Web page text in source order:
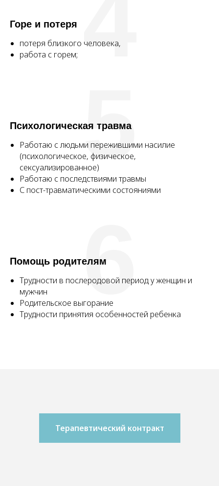
Горе и потеря
потеря близкого человека,
работа с горем;
4
Психологическая травма
Работаю с людьми пережившими насилие
(психологическое, физическое,
сексуализированное)
Работаю с последствиями травмы
С пост-травматическими состояниями
5
Помощь родителям
Трудности в послеродовой период у женщин и
мужчин
Родительское выгорание
Трудности принятия особенностей ребенка
6
Терапевтический контракт